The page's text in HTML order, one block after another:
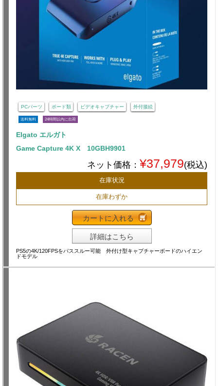
PCパーツ ボード類 ビデオキャプチャー 外付接続
送料無料 24時間以内に出荷
Elgato エルガト
Game Capture 4K X 10GBH9901
ネット価格： ¥37,979(税込)
在庫状況
在庫わずか
カートに入れる
詳細はこちら
PS5の4K/120FPSをパススルー可能 外付け型キャプチャーボードのハイエン
ドモデル